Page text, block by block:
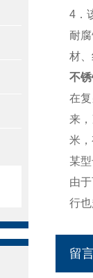
4．
耐
材
不
在
来
米
某
由
行
留